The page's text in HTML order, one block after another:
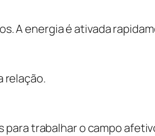
A energia é ativada
relação.
para trabalhar o campo